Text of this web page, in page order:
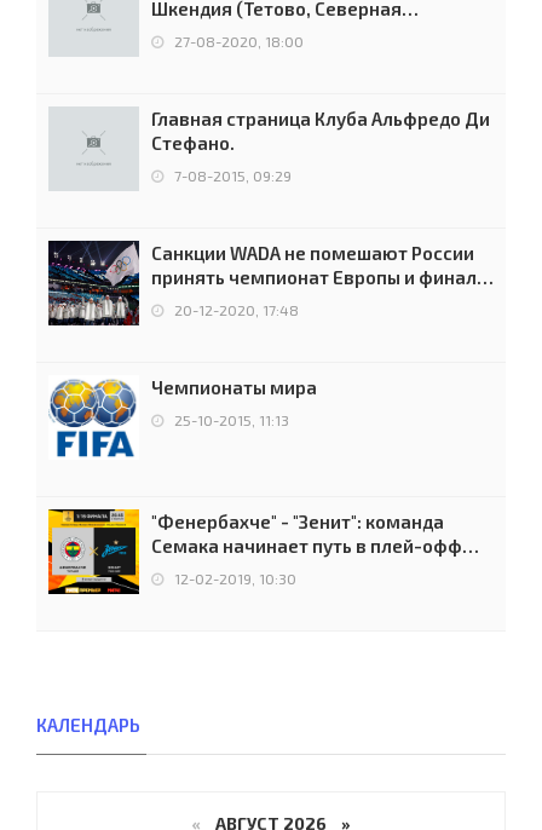
Шкендия (Тетово, Северная
Македония) - 0:2 (0:0)
27-08-2020, 18:00
Главная страница Клуба Альфредо Ди
Стефано.
7-08-2015, 09:29
Санкции WADA не помешают России
принять чемпионат Европы и финал
Лиги чемпионов.
20-12-2020, 17:48
Чемпионаты мира
25-10-2015, 11:13
"Фенербахче" - "Зенит": команда
Семака начинает путь в плей-офф
Лиги Европы
12-02-2019, 10:30
КАЛЕНДАРЬ
« АВГУСТ 2026 »